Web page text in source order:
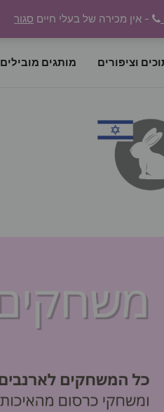
- אין מכירה של בעלי חיים סגור
וציפורים מותגים מובילים